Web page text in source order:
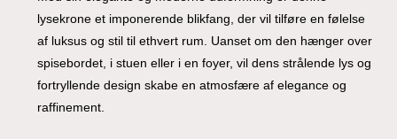
lysekrone et imponerende blikfang, der vil tilføre en følelse
af luksus og stil til ethvert rum. Uanset om den hænger over
spisebordet, i stuen eller i en foyer, vil dens strålende lys og
fortryllende design skabe en atmosfære af elegance og
raffinement.